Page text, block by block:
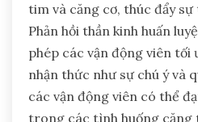
tim và căng cơ, thúc đẩy
Phản hồi thần kinh huấn
phép các vận động viên tối
nhận thức như sự chú ý và
các vận động viên có thể
trong các tình huống căng